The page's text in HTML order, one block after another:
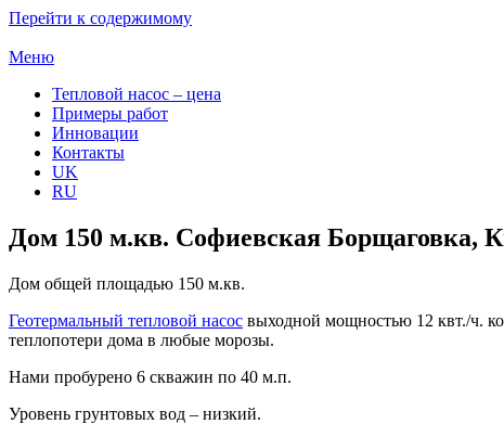
Перейти к содержимому
Меню
Тепловой насос – цена
Примеры работ
Инновации
Контакты
UK
RU
Дом 150 м.кв. Софиевская Борщаговка,
Дом общей площадью 150 м.кв.
Геотермальный тепловой насос выходной мощностью 12 квт./ч.
теплопотери дома в любые морозы.
Нами пробурено 6 скважин по 40 м.п.
Уровень грунтовых вод – низкий.